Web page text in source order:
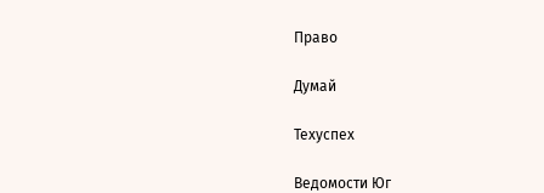
Право
Думай
Техуспех
Ведомости Юг